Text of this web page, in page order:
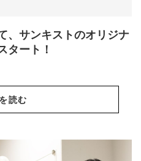
、サンキストのオリジナ
タート！
読む